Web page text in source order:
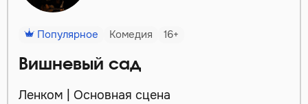
Популярное Комедия 16+
Вишневый сад
Ленком | Основная сцена